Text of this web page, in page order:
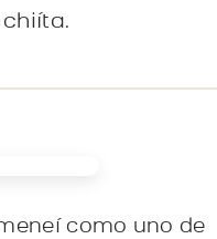
como uno de